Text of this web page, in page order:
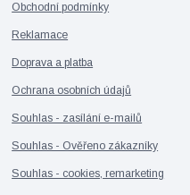
Obchodní podmínky
Reklamace
Doprava a platba
Ochrana osobních údajů
Souhlas - zasílání e-mailů
Souhlas - Ověřeno zákazníky
Souhlas - cookies, remarketing